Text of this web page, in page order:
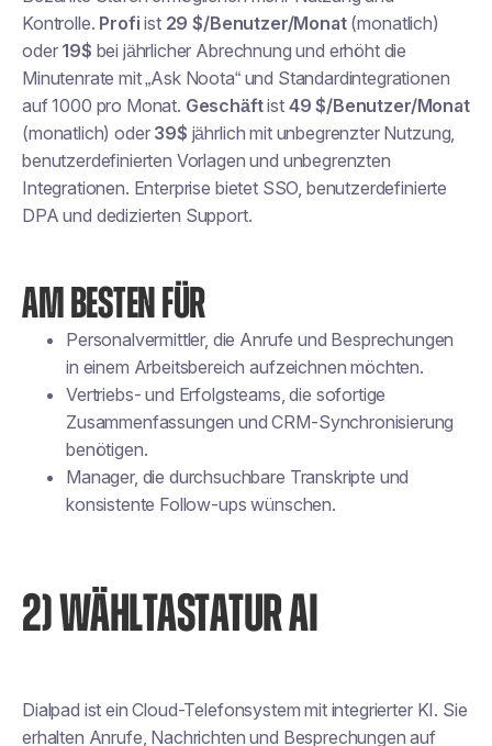
Kontrolle. Profi ist 29 $/Benutzer/Monat(monatlich)
oder 19$ bei jährlicher Abrechnung und erhöht die
Minutenrate mit „Ask Noota“ und Standardintegrationen
auf 1000 pro Monat. Geschäftist 49 $/Benutzer/Monat
(monatlich) oder 39$ jährlich mit unbegrenzter Nutzung,
benutzerdefinierten Vorlagen und unbegrenzten
Integrationen. Enterprise bietet SSO, benutzerdefinierte
DPA und dedizierten Support.
AM BESTEN FÜR
Personalvermittler, die Anrufe und Besprechungen
in einem Arbeitsbereich aufzeichnen möchten.
Vertriebs- und Erfolgsteams, die sofortige
Zusammenfassungen und CRM-Synchronisierung
benötigen.
Manager, die durchsuchbare Transkripte und
konsistente Follow-ups wünschen.
2) WÄHLTASTATUR AI
Dialpad ist ein Cloud-Telefonsystem mit integrierter KI. Sie
erhalten Anrufe, Nachrichten und Besprechungen auf